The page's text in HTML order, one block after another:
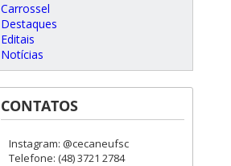
Carrossel
Destaques
Editais
Notícias
CONTATOS
Instagram: @cecaneufsc
Telefone: (48) 3721 2784